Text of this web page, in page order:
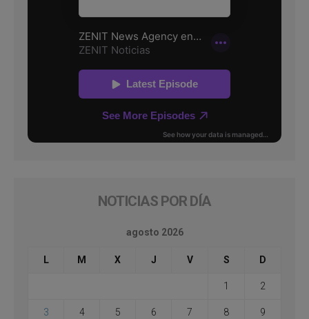
NOTICIAS POR DÍA
agosto 2026
L M X J V S D
1 2
3 4 5 6 7 8 9